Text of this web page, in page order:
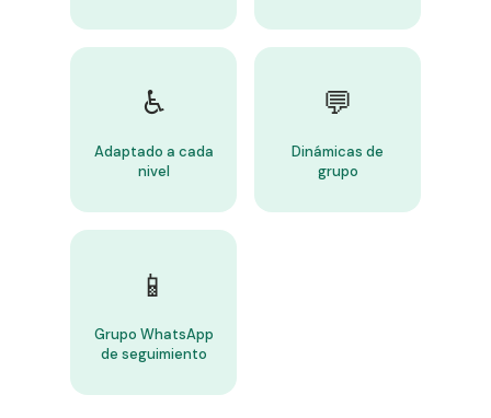
♿
Adaptado a cada
nivel
💬
Dinámicas de
grupo
📱
Grupo WhatsApp
de seguimiento